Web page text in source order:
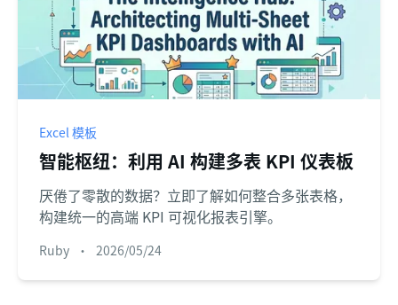
Excel 模板
智能枢纽：利用 AI 构建多表 KPI 仪表板
厌倦了零散的数据？立即了解如何整合多张表格，
构建统一的高端 KPI 可视化报表引擎。
Ruby • 2026/05/24